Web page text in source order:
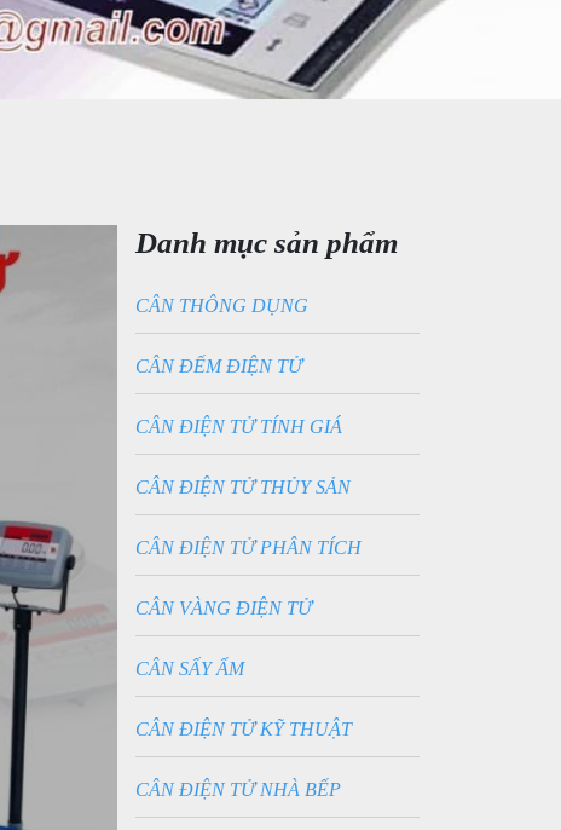
Danh mục sản phẩm
CÂN THÔNG DỤNG
CÂN ĐẾM ĐIỆN TỬ
CÂN ĐIỆN TỬ TÍNH GIÁ
CÂN ĐIỆN TỬ THỦY SẢN
CÂN ĐIỆN TỬ PHÂN TÍCH
CÂN VÀNG ĐIỆN TỬ
CÂN SẤY ẨM
CÂN ĐIỆN TỬ KỸ THUẬT
CÂN ĐIỆN TỬ NHÀ BẾP